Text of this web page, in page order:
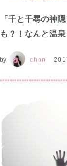
「千と千尋の神
も？！なんと温
by chon